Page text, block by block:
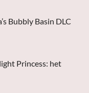
Bubbly Basin DLC
Princess: het